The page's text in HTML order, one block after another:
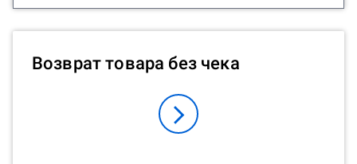
Возврат товара без чека